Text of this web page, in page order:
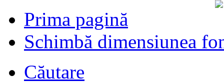
Prima pagină
Schimbă dimensiunea
Căutare